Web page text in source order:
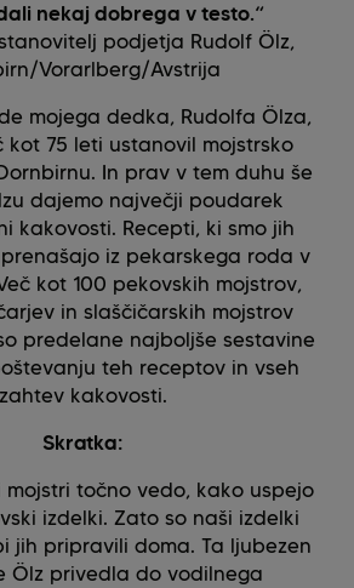
nekaj dobrega v testo.“
podjetja Rudolf Ölz,
Vorarlberg/Avstrija
mojega dedka, Rudolfa Ölza,
kot 75 leti ustanovil mojstrsko
In prav v tem duhu še
dajemo največji poudarek
kakovosti. Recepti, ki smo jih
iz pekarskega roda v
kot 100 pekovskih mojstrov,
in slaščičarskih mojstrov
predelane najboljše sestavine
teh receptov in vseh
zahtev kakovosti.
Skratka:
mojstri točno vedo, kako uspejo
izdelki. Zato so naši izdelki
jih pripravili doma. Ta ljubezen
Ölz privedla do vodilnega